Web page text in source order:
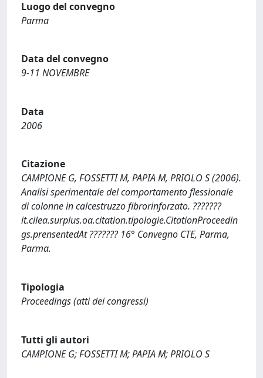
Luogo del convegno
Parma
Data del convegno
9-11 NOVEMBRE
Data
2006
Citazione
CAMPIONE G, FOSSETTI M, PAPIA M, PRIOLO S (2006).
Analisi sperimentale del comportamento flessionale
di colonne in calcestruzzo fibrorinforzato. ???????
it.cilea.surplus.oa.citation.tipologie.CitationProceedin
gs.prensentedAt ??????? 16° Convegno CTE, Parma,
Parma.
Tipologia
Proceedings (atti dei congressi)
Tutti gli autori
CAMPIONE G; FOSSETTI M; PAPIA M; PRIOLO S